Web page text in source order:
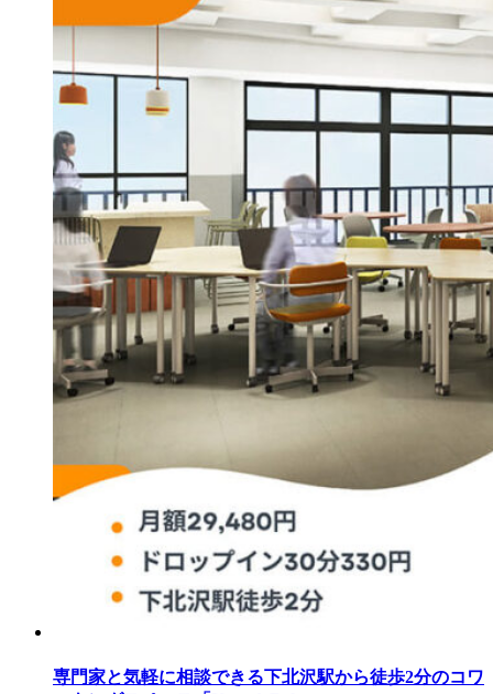
専門家と気軽に相談できる下北沢駅から徒歩2分のコワ